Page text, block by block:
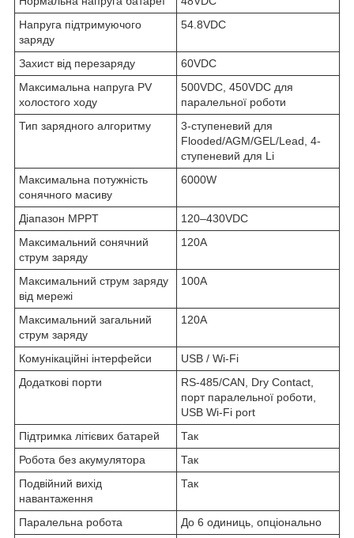
Напруга підтримуючого
заряду
54.8VDC
Захист від перезаряду
60VDC
Максимальна напруга PV
холостого ходу
500VDC, 450VDC для
паралельної роботи
Тип зарядного алгоритму
3-ступеневий для
Flooded/AGM/GEL/Lead, 4-
ступеневий для Li
Максимальна потужність
сонячного масиву
6000W
Діапазон MPPT
120–430VDC
Максимальний сонячний
струм заряду
120A
Максимальний струм заряду
від мережі
100A
Максимальний загальний
струм заряду
120A
Комунікаційні інтерфейси
USB / Wi-Fi
Додаткові порти
RS-485/CAN, Dry Contact,
порт паралельної роботи,
USB Wi-Fi port
Підтримка літієвих батарей
Так
Робота без акумулятора
Так
Подвійний вихід
навантаження
Так
Паралельна робота
До 6 одиниць, опціонально